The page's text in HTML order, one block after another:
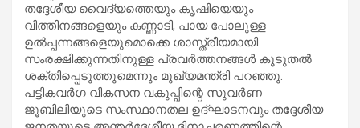
തദ്ദേശീയ വൈദ്യത്തെയും കൃഷിയെയും
വിത്തിനങ്ങളെയും കണ്ണാടി, പായ പോലുള്ള
ഉൽപ്പന്നങ്ങളെയുമൊക്കെ ശാസ്ത്രീയമായി
സംരക്ഷിക്കുന്നതിനുള്ള പ്രവർത്തനങ്ങൾ കൂടുതൽ
ശക്തിപ്പെടുത്തുമെന്നും മുഖ്യമന്ത്രി പറഞ്ഞു.
പട്ടികവർഗ വികസന വകുപ്പിന്റെ സുവർണ
ജൂബിലിയുടെ സംസ്ഥാനതല ഉദ്ഘാടനവും തദ്ദേശീയ